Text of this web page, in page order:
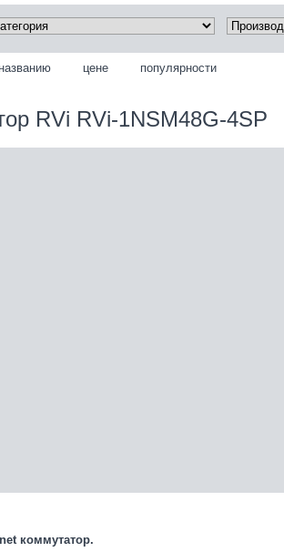
названию цене популярности
RVi RVi-1NSM48G-4SP
коммутатор.